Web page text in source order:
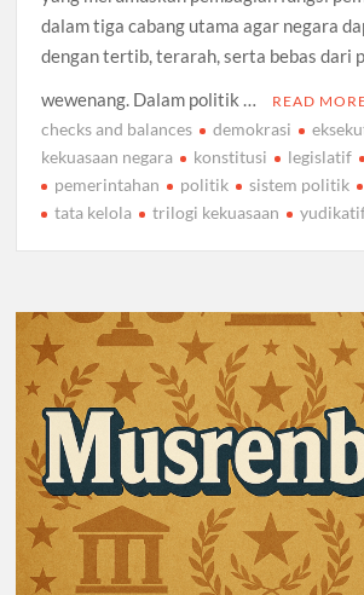
dalam tiga cabang utama agar negara
dengan tertib, terarah, serta bebas dari
wewenang. Dalam politik …
READ
checks and balances demokrasi
kekuasaan negara
konstitusi legislatif
pemerintahan
politik sistem politik
tata kelola
trilogi kekuasaan